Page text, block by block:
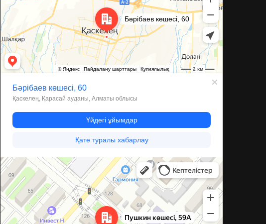
Костанай
Улица Пушкина, 59А — Яндекс Карты